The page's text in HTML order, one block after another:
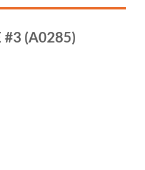
#3 (A0285)